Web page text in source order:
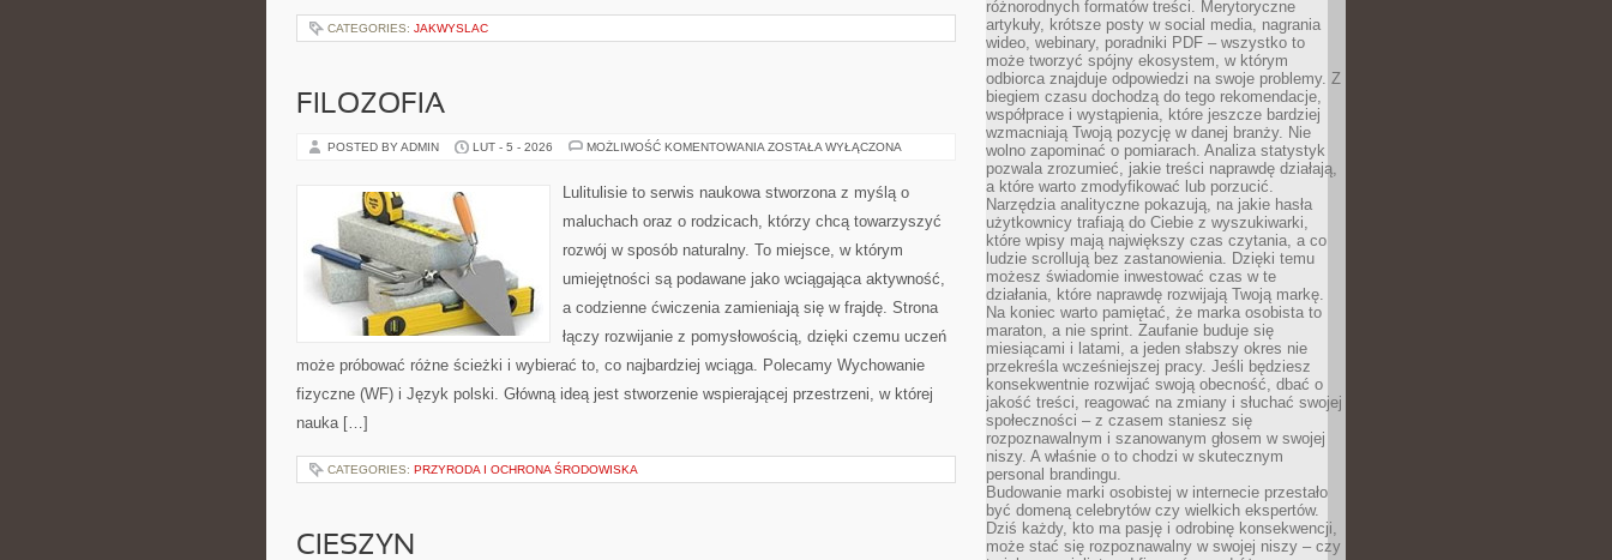
CATEGORIES: JAKWYSLAC
FILOZOFIA
POSTED BY ADMIN LUT - 5 - 2026 MOŻLIWOŚĆ KOMENTOWANIA FILOZOFIA
ZOSTAŁA WYŁĄCZONA
Lulitulisie to serwis naukowa stworzona z myślą o
maluchach oraz o rodzicach, którzy chcą towarzyszyć
rozwój w sposób naturalny. To miejsce, w którym
umiejętności są podawane jako wciągająca aktywność,
a codzienne ćwiczenia zamieniają się w frajdę. Strona
łączy rozwijanie z pomysłowością, dzięki czemu uczeń
może próbować różne ścieżki i wybierać to, co najbardziej wciąga. Polecamy Wychowanie
fizyczne (WF) i Język polski. Główną ideą jest stworzenie wspierającej przestrzeni, w której
nauka […]
CATEGORIES: PRZYRODA I OCHRONA ŚRODOWISKA
CIESZYN
różnorodnych formatów treści. Merytoryczne
artykuły, krótsze posty w social media, nagrania
wideo, webinary, poradniki PDF – wszystko to
może tworzyć spójny ekosystem, w którym
odbiorca znajduje odpowiedzi na swoje problemy. Z
biegiem czasu dochodzą do tego rekomendacje,
współprace i wystąpienia, które jeszcze bardziej
wzmacniają Twoją pozycję w danej branży. Nie
wolno zapominać o pomiarach. Analiza statystyk
pozwala zrozumieć, jakie treści naprawdę działają,
a które warto zmodyfikować lub porzucić.
Narzędzia analityczne pokazują, na jakie hasła
użytkownicy trafiają do Ciebie z wyszukiwarki,
które wpisy mają największy czas czytania, a co
ludzie scrollują bez zastanowienia. Dzięki temu
możesz świadomie inwestować czas w te
działania, które naprawdę rozwijają Twoją markę.
Na koniec warto pamiętać, że marka osobista to
maraton, a nie sprint. Zaufanie buduje się
miesiącami i latami, a jeden słabszy okres nie
przekreśla wcześniejszej pracy. Jeśli będziesz
konsekwentnie rozwijać swoją obecność, dbać o
jakość treści, reagować na zmiany i słuchać swojej
społeczności – z czasem staniesz się
rozpoznawalnym i szanowanym głosem w swojej
niszy. A właśnie o to chodzi w skutecznym
personal brandingu.
Budowanie marki osobistej w internecie przestało
być domeną celebrytów czy wielkich ekspertów.
Dziś każdy, kto ma pasję i odrobinę konsekwencji,
może stać się rozpoznawalny w swojej niszy – czy